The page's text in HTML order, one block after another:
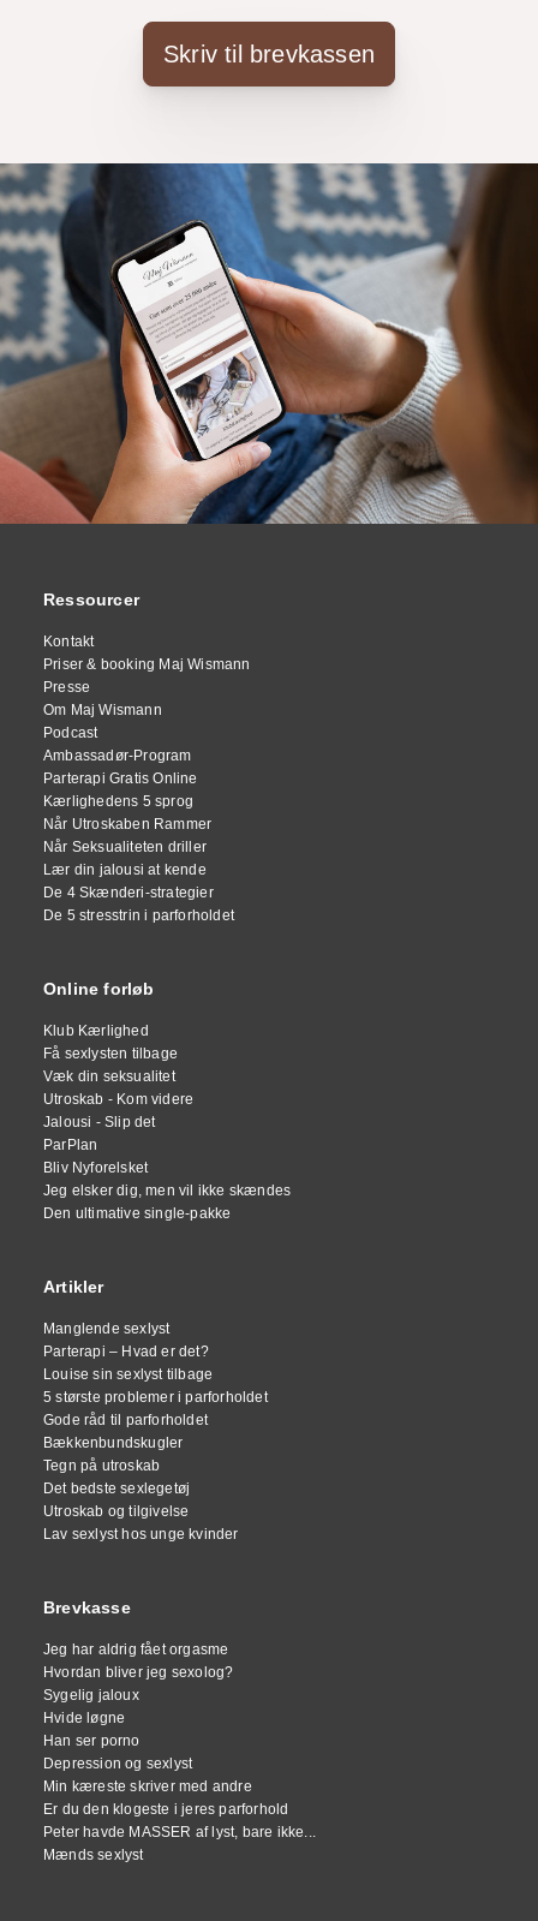
Skriv til brevkassen
Ressourcer
Kontakt
Priser & booking Maj Wismann
Presse
Om Maj Wismann
Podcast
Ambassadør-Program
Parterapi Gratis Online
Kærlighedens 5 sprog
Når Utroskaben Rammer
Når Seksualiteten driller
Lær din jalousi at kende
De 4 Skænderi-strategier
De 5 stresstrin i parforholdet
Online forløb
Klub Kærlighed
Få sexlysten tilbage
Væk din seksualitet
Utroskab - Kom videre
Jalousi - Slip det
ParPlan
Bliv Nyforelsket
Jeg elsker dig, men vil ikke skændes
Den ultimative single-pakke
Artikler
Manglende sexlyst
Parterapi – Hvad er det?
Louise sin sexlyst tilbage
5 største problemer i parforholdet
Gode råd til parforholdet
Bækkenbundskugler
Tegn på utroskab
Det bedste sexlegetøj
Utroskab og tilgivelse
Lav sexlyst hos unge kvinder
Brevkasse
Jeg har aldrig fået orgasme
Hvordan bliver jeg sexolog?
Sygelig jaloux
Hvide løgne
Han ser porno
Depression og sexlyst
Min kæreste skriver med andre
Er du den klogeste i jeres parforhold
Peter havde MASSER af lyst, bare ikke...
Mænds sexlyst